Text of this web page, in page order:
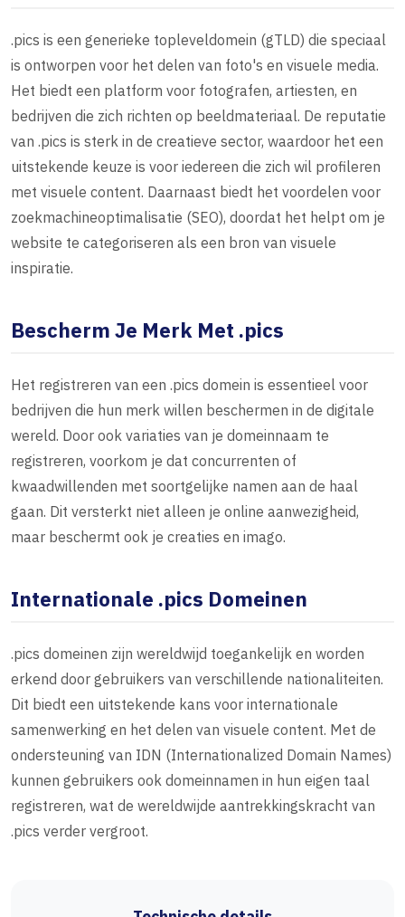
.pics is een generieke topleveldomein (gTLD) die speciaal
is ontworpen voor het delen van foto's en visuele media.
Het biedt een platform voor fotografen, artiesten, en
bedrijven die zich richten op beeldmateriaal. De reputatie
van .pics is sterk in de creatieve sector, waardoor het een
uitstekende keuze is voor iedereen die zich wil profileren
met visuele content. Daarnaast biedt het voordelen voor
zoekmachineoptimalisatie (SEO), doordat het helpt om je
website te categoriseren als een bron van visuele
inspiratie.
Bescherm Je Merk Met .pics
Het registreren van een .pics domein is essentieel voor
bedrijven die hun merk willen beschermen in de digitale
wereld. Door ook variaties van je domeinnaam te
registreren, voorkom je dat concurrenten of
kwaadwillenden met soortgelijke namen aan de haal
gaan. Dit versterkt niet alleen je online aanwezigheid,
maar beschermt ook je creaties en imago.
Internationale .pics Domeinen
.pics domeinen zijn wereldwijd toegankelijk en worden
erkend door gebruikers van verschillende nationaliteiten.
Dit biedt een uitstekende kans voor internationale
samenwerking en het delen van visuele content. Met de
ondersteuning van IDN (Internationalized Domain Names)
kunnen gebruikers ook domeinnamen in hun eigen taal
registreren, wat de wereldwijde aantrekkingskracht van
.pics verder vergroot.